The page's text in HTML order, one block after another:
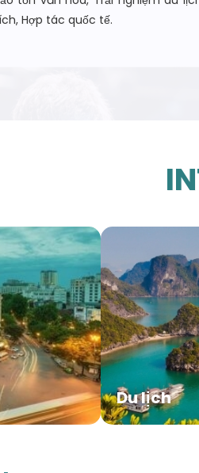
Hợp tác quốc tế.
Du lịch